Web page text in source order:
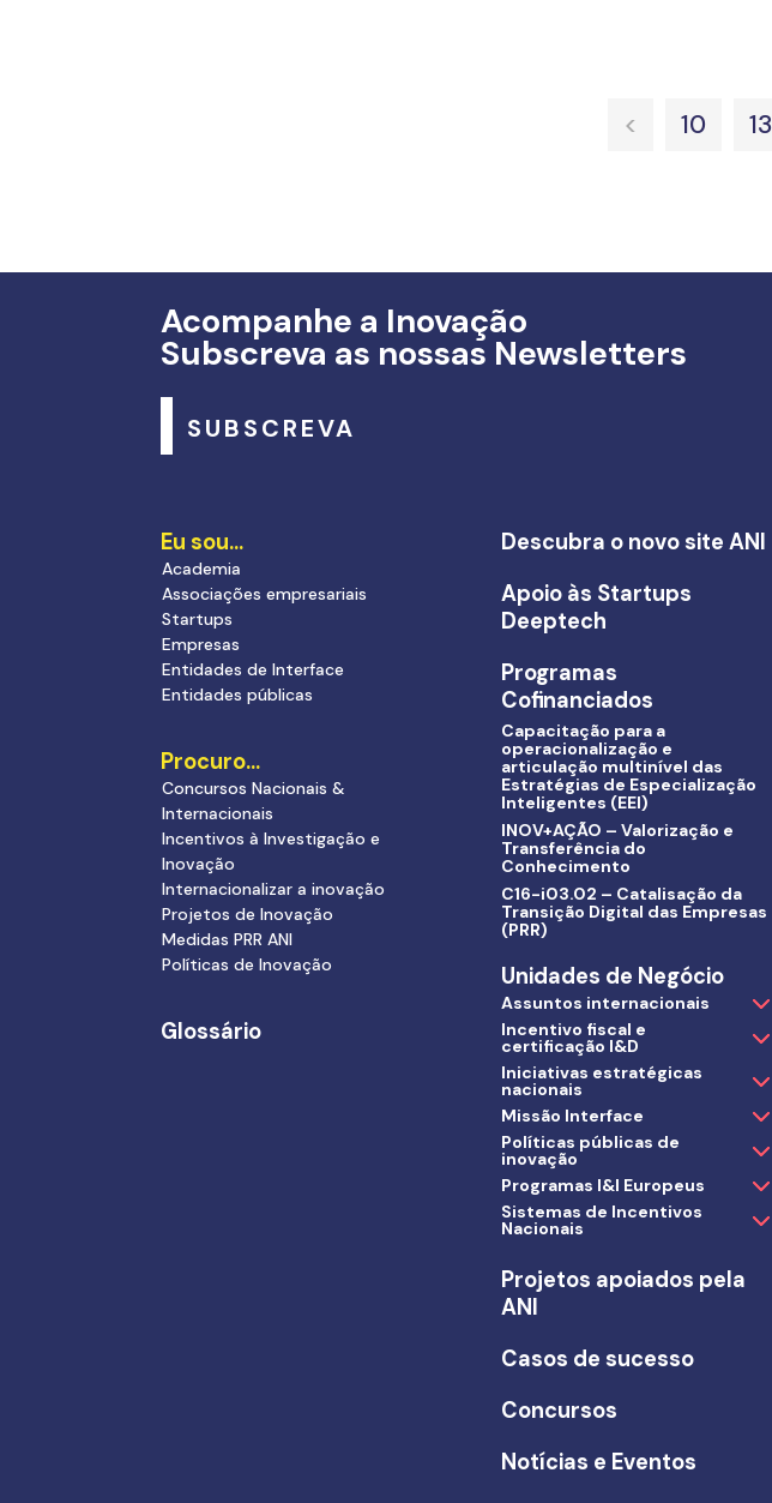
< 10 13
Acompanhe a Inovação
Subscreva as nossas Newsletters
SUBSCREVA
Eu sou…
Academia
Associações empresariais
Startups
Empresas
Entidades de Interface
Entidades públicas
Procuro…
Concursos Nacionais &
Internacionais
Incentivos à Investigação e
Inovação
Internacionalizar a inovação
Projetos de Inovação
Medidas PRR ANI
Políticas de Inovação
Glossário
Descubra o novo site ANI
Apoio às Startups
Deeptech
Programas
Cofinanciados
Capacitação para a
operacionalização e
articulação multinível das
Estratégias de Especialização
Inteligentes (EEI)
INOV+AÇÃO – Valorização e
Transferência do
Conhecimento
C16-i03.02 – Catalisação da
Transição Digital das Empresas
(PRR)
Unidades de Negócio
Assuntos internacionais
Incentivo fiscal e
certificação I&D
Iniciativas estratégicas
nacionais
Missão Interface
Políticas públicas de
inovação
Programas I&I Europeus
Sistemas de Incentivos
Nacionais
Projetos apoiados pela
ANI
Casos de sucesso
Concursos
Notícias e Eventos